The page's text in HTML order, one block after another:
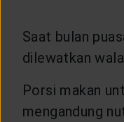
Saat bulan
dilewatkan
Porsi makan
mengandung
ABOUT GENERALI